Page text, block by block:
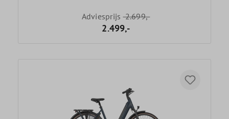
Adviesprijs2.699,-
2.499,-